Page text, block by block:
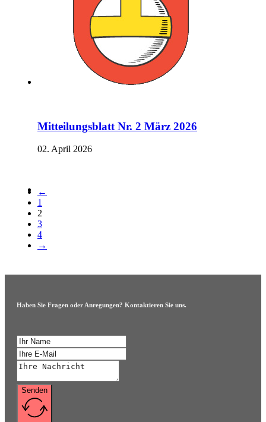
Mitteilungsblatt Nr. 2 März 2026
02. April 2026
←
1
2
3
4
→
Haben Sie Fragen oder Anregungen? Kontaktieren Sie uns.
Senden